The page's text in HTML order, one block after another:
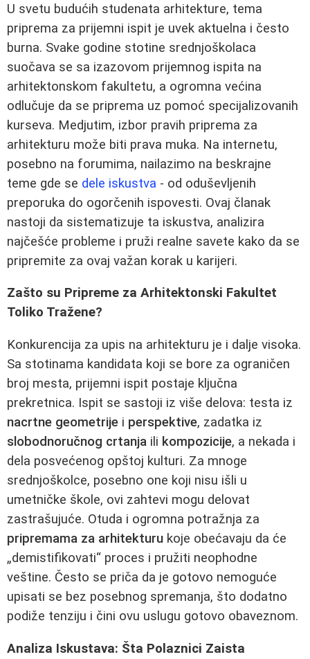
U svetu budućih studenata arhitekture, tema
priprema za prijemni ispit je uvek aktuelna i često
burna. Svake godine stotine srednjoškolaca
suočava se sa izazovom prijemnog ispita na
arhitektonskom fakultetu, a ogromna većina
odlučuje da se priprema uz pomoć specijalizovanih
kurseva. Medjutim, izbor pravih priprema za
arhitekturu može biti prava muka. Na internetu,
posebno na forumima, nailazimo na beskrajne
teme gde se dele iskustva - od oduševljenih
preporuka do ogorčenih ispovesti. Ovaj članak
nastoji da sistematizuje ta iskustva, analizira
najčešće probleme i pruži realne savete kako da se
pripremite za ovaj važan korak u karijeri.
Zašto su Pripreme za Arhitektonski Fakultet
Toliko Tražene?
Konkurencija za upis na arhitekturu je i dalje visoka.
Sa stotinama kandidata koji se bore za ograničen
broj mesta, prijemni ispit postaje ključna
prekretnica. Ispit se sastoji iz više delova: testa iz
nacrtne geometrije i perspektive, zadatka iz
slobodnoručnog crtanja ili kompozicije, a nekada i
dela posvećenog opštoj kulturi. Za mnoge
srednjoškolce, posebno one koji nisu išli u
umetničke škole, ovi zahtevi mogu delovat
zastrašujuće. Otuda i ogromna potražnja za
pripremama za arhitekturu koje obećavaju da će
„demistifikovati“ proces i pružiti neophodne
veštine. Često se priča da je gotovo nemoguće
upisati se bez posebnog spremanja, što dodatno
podiže tenziju i čini ovu uslugu gotovo obaveznom.
Analiza Iskustava: Šta Polaznici Zaista